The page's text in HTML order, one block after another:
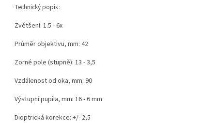
Technický popis :
Zvětšení: 1.5 - 6x
Průměr objektivu, mm: 42
Zorné pole (stupně): 13 - 3,5
Vzdálenost od oka, mm: 90
Výstupní pupila, mm: 16 - 6 mm
Dioptrická korekce: +/- 2,5